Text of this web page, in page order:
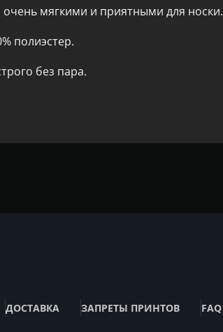
мягкими и приятными для носки.
полиэстер.
без пара.
ДОСТАВКА ЗАПРЕТЫ ПРИНТОВ FAQ